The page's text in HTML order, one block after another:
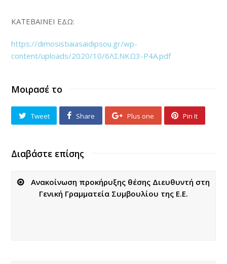
ΚΑΤΕΒΑΙΝΕΙ ΕΔΩ:
https://dimosistiaiasaidipsou.gr/wp-
content/uploads/2020/10/6ΛΣΝΚΩ3-Ρ4Α.pdf
Μοιρασέ το
Tweet Share Plus one Pin It
Διαβάστε επίσης
Ανακοίνωση προκήρυξης θέσης Διευθυντή στη
Γενική Γραμματεία Συμβουλίου της Ε.Ε.